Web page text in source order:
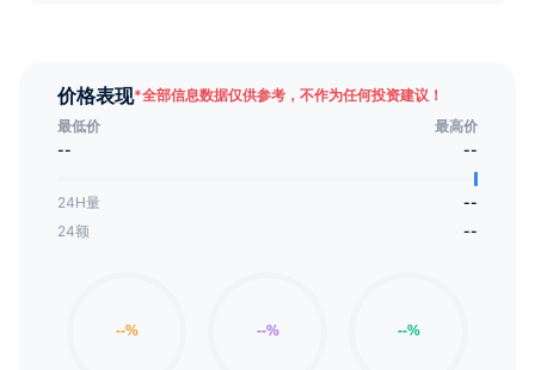
价格表现*全部信息数据仅供参考，不作为任何投资建议！
最低价
最高价
--
--
24H量
--
24额
--